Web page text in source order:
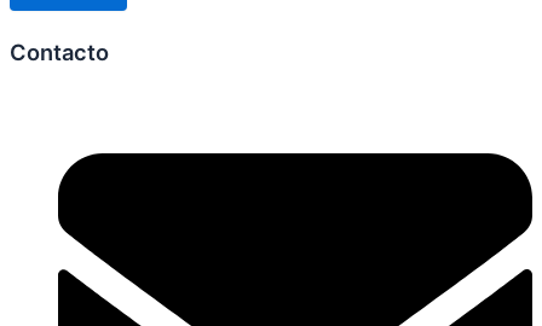
Contacto